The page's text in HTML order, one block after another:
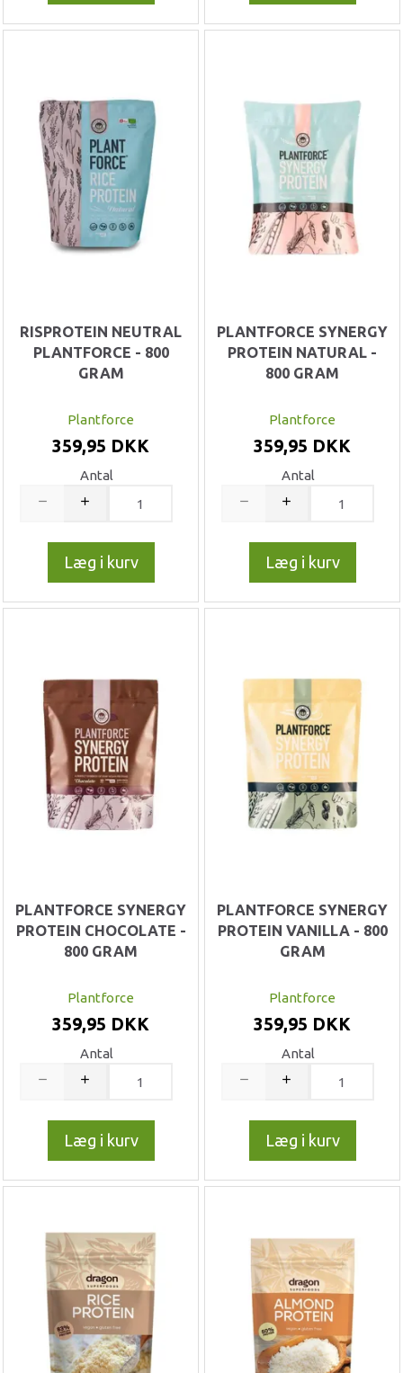
RISPROTEIN NEUTRAL
PLANTFORCE - 800
GRAM
Plantforce
359,95 DKK
Antal
Læg i kurv
PLANTFORCE SYNERGY
PROTEIN NATURAL -
800 GRAM
Plantforce
359,95 DKK
Antal
Læg i kurv
PLANTFORCE SYNERGY
PROTEIN CHOCOLATE -
800 GRAM
Plantforce
359,95 DKK
Antal
Læg i kurv
PLANTFORCE SYNERGY
PROTEIN VANILLA - 800
GRAM
Plantforce
359,95 DKK
Antal
Læg i kurv